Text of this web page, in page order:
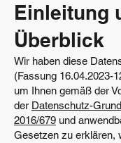
Einleitung
Überblick
Wir haben diese
(Fassung 16.04.2023-
um Ihnen gemäß der
der Datenschutz-
2016/679 und
Gesetzen zu erklären,